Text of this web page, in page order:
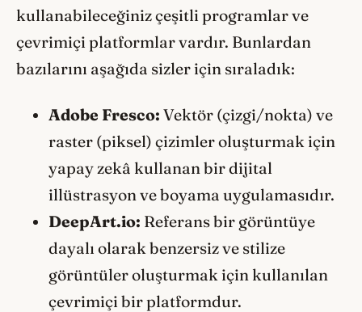
kullanabileceğiniz çeşitli programlar ve
çevrimiçi platformlar vardır. Bunlardan
bazılarını aşağıda sizler için sıraladık:
Adobe Fresco: Vektör (çizgi/nokta) ve
raster (piksel) çizimler oluşturmak için
yapay zekâ kullanan bir dijital
illüstrasyon ve boyama uygulamasıdır.
DeepArt.io: Referans bir görüntüye
dayalı olarak benzersiz ve stilize
görüntüler oluşturmak için kullanılan
çevrimiçi bir platformdur.